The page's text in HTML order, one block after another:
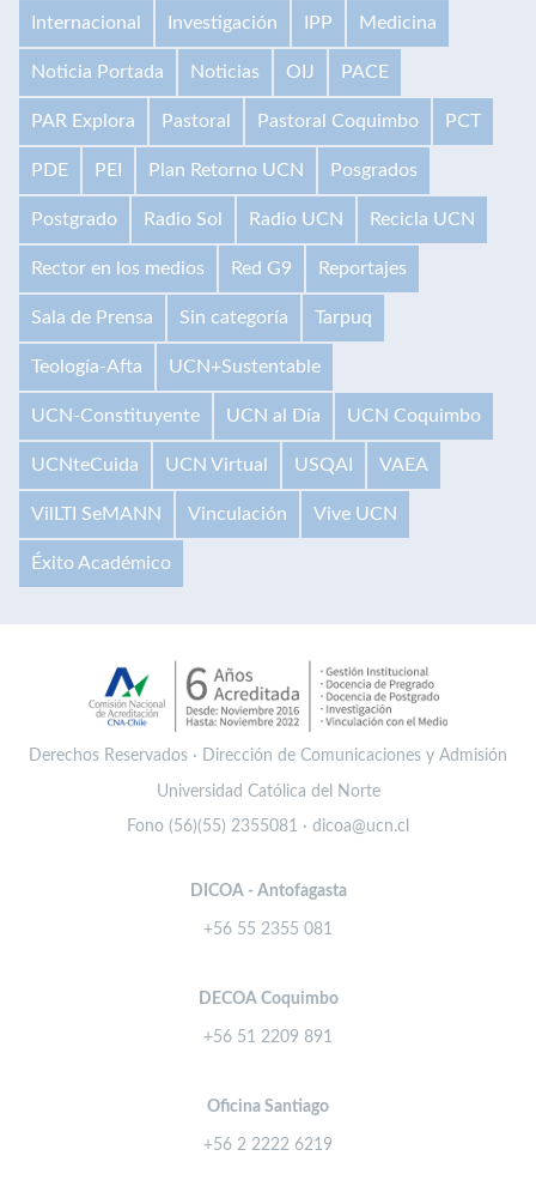
Internacional Investigación IPP Medicina
Noticia Portada Noticias OIJ PACE
PAR Explora Pastoral Pastoral Coquimbo PCT
PDE PEI Plan Retorno UCN Posgrados
Postgrado Radio Sol Radio UCN Recicla UCN
Rector en los medios Red G9 Reportajes
Sala de Prensa Sin categoría Tarpuq
Teología-Afta UCN+Sustentable
UCN-Constituyente UCN al Día UCN Coquimbo
UCNteCuida UCN Virtual USQAI VAEA
VilLTI SeMANN Vinculación Vive UCN
Éxito Académico
Derechos Reservados · Dirección de Comunicaciones y Admisión
Universidad Católica del Norte
Fono (56)(55) 2355081 · dicoa@ucn.cl
DICOA - Antofagasta
+56 55 2355 081
DECOA Coquimbo
+56 51 2209 891
Oficina Santiago
+56 2 2222 6219